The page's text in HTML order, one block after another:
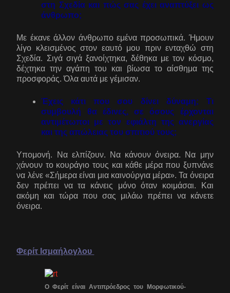
στη Σχεδία και πώς σας έχει αναπτύξει ως
άνθρωπο;
Με έκανε άλλον άνθρωπο εμένα προσωπικά. Ήμουν
λίγο κλεισμένος στον εαυτό μου πριν ενταχθώ στη
Σχεδία. Σιγά σιγά ξανοίχτηκα, δέθηκα με τον κόσμο,
δέχτηκα την αγάπη του και βίωσα το αίσθημα της
προσφοράς. Όλα αυτά με γέμισαν.
Έχεις κάτι που σου δίνει δύναμη; Τι
συμβουλή θα έδινες, σε όσους έρχονται
αντιμέτωποι με τον εφιάλτη της ανεργίας
και της απώλειας του σπιτιού τους;
Υπομονή. Να ελπίζουν. Να κάνουν όνειρα. Να μην
χάνουν το κουράγιο τους και κάθε μέρα που ξυπνάνε
να λένε «Σήμερα είναι μια καινούργια μέρα». Τα όνειρα
δεν πρέπει να τα κάνεις μόνο όταν κοιμάσαι. Και
ακόμη και τώρα που σας μιλάω πρέπει να κάνετε
όνειρα.
Φερίτ Ισμαήλογλου
Ο Φερίτ είναι Αντιπρόεδρος του Μορφωτικού-